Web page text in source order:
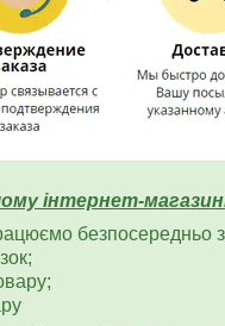
інтернет-
безпосередньо